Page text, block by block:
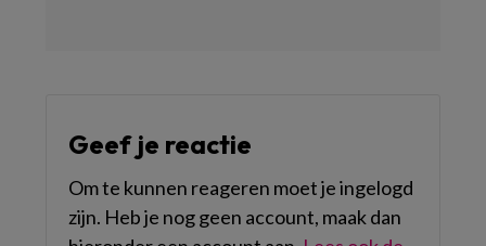
Geef je reactie
Om te kunnen reageren moet je ingelogd
zijn. Heb je nog geen account, maak dan